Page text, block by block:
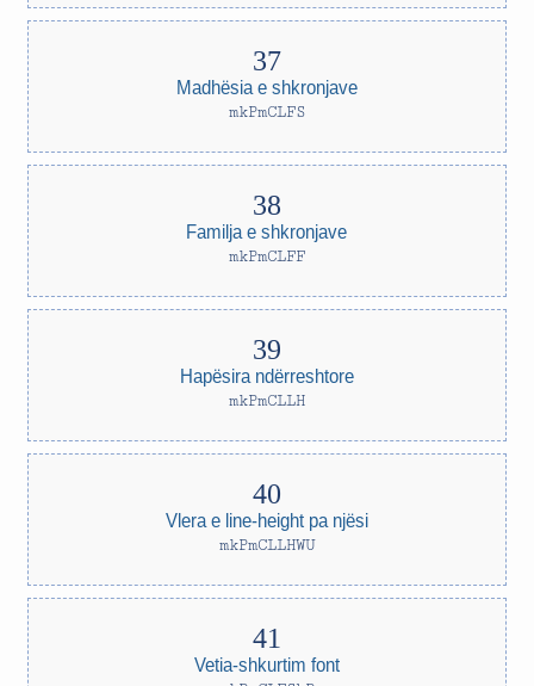
Madhësia e shkronjave
mkPmCLFS
Familja e shkronjave
mkPmCLFF
Hapësira ndërreshtore
mkPmCLLH
Vlera e line-height pa njësi
mkPmCLLHWU
Vetia-shkurtim font